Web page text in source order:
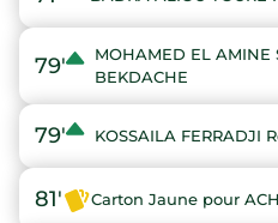
79'
MOHAMED EL AMINE
BEKDACHE
79' KOSSAILA FERRADJI
81' Carton Jaune pour